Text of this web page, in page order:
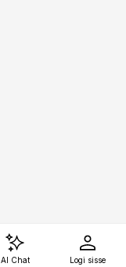
AI Chat Logi sisse